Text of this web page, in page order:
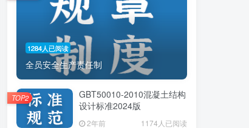
1284人已阅读
全员安全生产责任制
GBT50010-2010混凝土结构
设计标准2024版
2年前 1174人已阅读
TOP2
1284人已阅读
全员安全生产责任制
GBT50010-2010混凝土结构
设计标准2024版
2年前 1174人已阅读
TOP2